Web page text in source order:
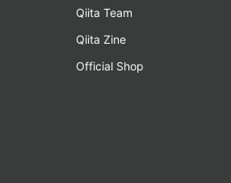
Qiita Team
Qiita Zine
Official Shop